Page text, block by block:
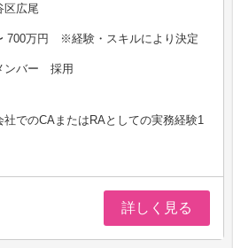
区広尾
700万円 ※経験・スキルにより決定
ンバー 採用
社でのCAまたはRAとしての実務経験1
詳しく見る